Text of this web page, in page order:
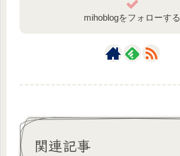
mihoblogをフォローする
関連記事